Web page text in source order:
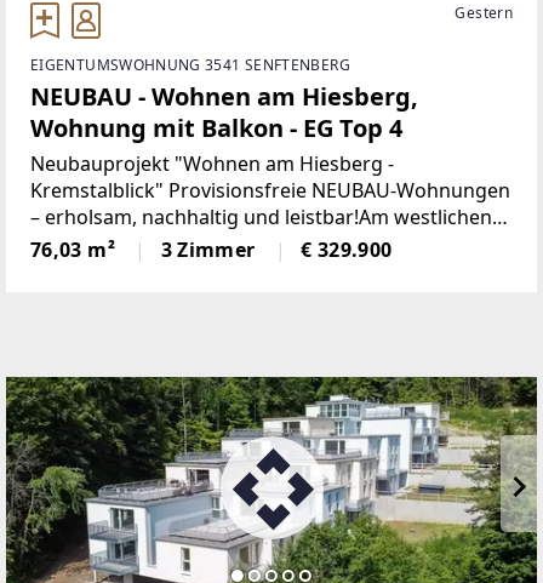
Gestern
EIGENTUMSWOHNUNG 3541 SENFTENBERG
NEUBAU - Wohnen am Hiesberg,
Wohnung mit Balkon - EG Top 4
Neubauprojekt "Wohnen am Hiesberg -
Kremstalblick" Provisionsfreie NEUBAU-Wohnungen
– erholsam, nachhaltig und leistbar!Am westlichen
Ortsende der idyllischen Marktgemeinde
Senftenberg - umrandet von grünen Hügeln und
76,03 m² 3 Zimmer € 329.900